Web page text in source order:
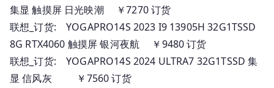
集显 触摸屏 日光映潮 ￥7270 订货
联想_订货: YOGAPRO14S 2023 I9 13905H 32G1TSSD
8G RTX4060 触摸屏 银河夜航 ￥9480 订货
联想_订货: YOGAPRO14S 2024 ULTRA7 32G1TSSD 集
显 信风灰 ￥7560 订货